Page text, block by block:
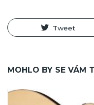
Tweet
MOHLO BY SE VÁM